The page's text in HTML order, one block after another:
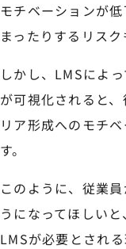
モチベーションが
まったりするリスク
しかし、LMSによ
が可視化されると
リア形成へのモチ
す。
このように、従業
うになってほしい
LMSが必要とされる